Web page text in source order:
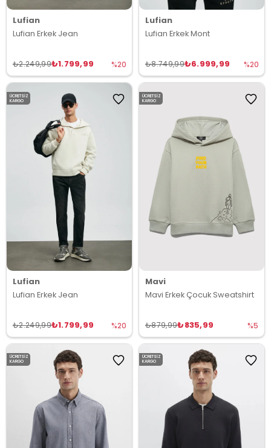
Lufian
Lufian Erkek Jean
₺1.799,99
₺2.249,99 %20
Lufian
Lufian Erkek Mont
₺6.999,99
₺8.749,99 %20
Lufian
Lufian Erkek Jean
₺1.799,99
₺2.249,99 %20
ÜCRETSIZ
KARGO
Mavi
Mavi Erkek Çocuk Sweatshirt
₺835,99
₺879,99 %5
ÜCRETSIZ
KARGO
ÜCRETSIZ
KARGO
ÜCRETSIZ
KARGO